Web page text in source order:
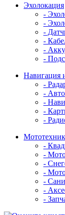
Эхолокация
-
-
-
-
-
-
Навигация
-
-
-
-
-
-
-
-
-
-
-
-